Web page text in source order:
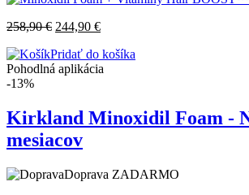
258,90€ 244,90 €
Pridať do košíka
Pohodlná aplikácia
-13%
Kirkland Minoxidil Foam -
mesiacov
Doprava ZADARMO